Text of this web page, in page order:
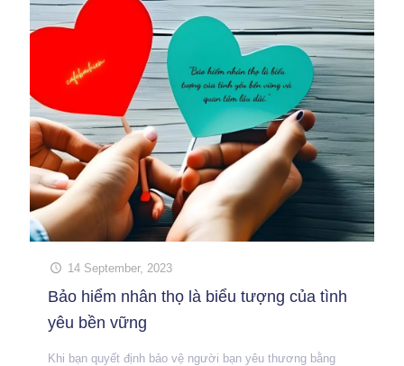
14 September, 2023
Bảo hiểm nhân thọ là biểu tượng của tình
yêu bền vững
Khi bạn quyết định bảo vệ người bạn yêu thương bằng